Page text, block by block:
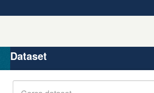
Organizzazioni
Gruppi
Dataset